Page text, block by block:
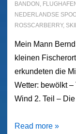
BANDON ,
NEDERLANDSE
ROSSCARBERRY,
Mein Mann
kleinen
erkundeten die
Wetter: bewölkt –
Wind 2. Teil –
Reisetagebuch
Read more »